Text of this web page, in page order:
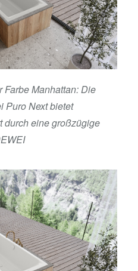
Manhattan: Die
Puro Next bietet
durch eine großzügige